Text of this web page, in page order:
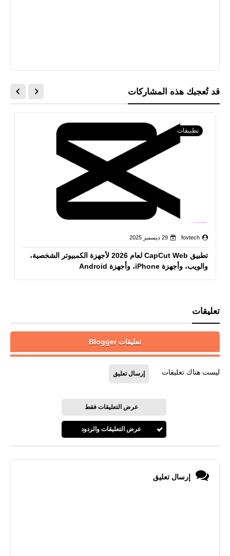
قد تُعجبك هذه المشاركات
نطبيقات
fovtech 29 ديسمبر 2025
تطبيق CapCut Web لعام 2026 لأجهزة الكمبيوتر الشخصية،
والويب، وأجهزة iPhone، وأجهزة Android
تعليقات
تعليقات Blogger
ليست هناك تعليقات إرسال تعليق
عرض التعليقات فقط
عرض التعليقات والردود
إرسال تعليق